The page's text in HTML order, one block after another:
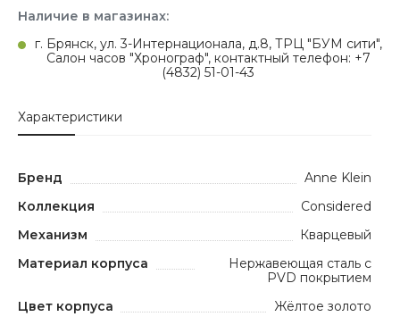
Наличие в магазинах:
г. Брянск, ул. 3-Интернационала, д.8, ТРЦ "БУМ сити",
Салон часов "Хронограф", контактный телефон: +7
(4832) 51-01-43
Характеристики
Бренд
Anne Klein
Коллекция
Considered
Механизм
Кварцевый
Материал корпуса
Нержавеющая сталь с
PVD покрытием
Цвет корпуса
Жёлтое золото